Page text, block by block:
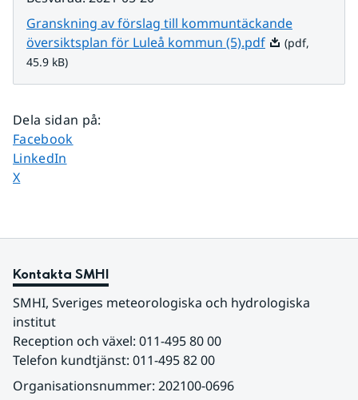
Granskning av förslag till kommuntäckande
översiktsplan för Luleå kommun (5).pdfPdf, 45.9 kB.
(pdf,
45.9 kB)
Dela sidan på:
Dela sidan på
Facebook
Dela sidan på
LinkedIn
Dela sidan på
X
Kontakta SMHI
SMHI, Sveriges meteorologiska och hydrologiska
institut
Reception och växel: 011-495 80 00
Telefon kundtjänst: 011-495 82 00
Organisationsnummer: 202100-0696